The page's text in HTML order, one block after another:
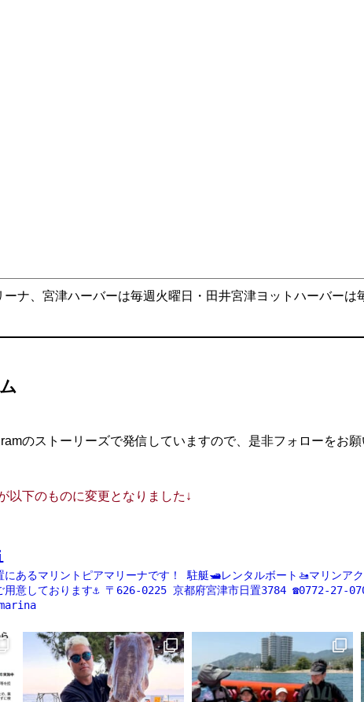
ナ、宮津ハーバーは毎週火曜日・田井宮津ヨットハーバーは
のストーリーズで発信していますので、是非フォローをお
以下のものに変更となりました↓
あるマリントピアマリーナです！
駐艇🛥レンタルボート🚤マリンア
意しております⚓️〒626-0225 京都府宮津市日置3784 ☎️0772-27-